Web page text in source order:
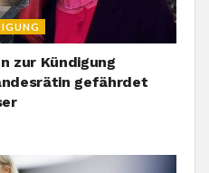
zur Kündigung
gefährdet